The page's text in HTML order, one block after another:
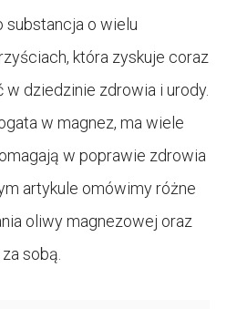
substancja o wielu
która zyskuje coraz
dziedzinie zdrowia i urody.
w magnez, ma wiele
w poprawie zdrowia
artykule omówimy różne
oliwy magnezowej oraz
sobą.